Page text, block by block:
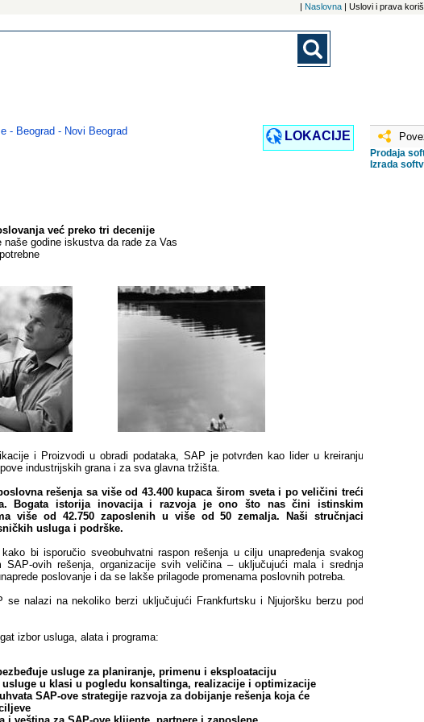
| Naslovna | Uslovi i prava
već preko tri decenije
godine iskustva da rade za Vas
i Proizvodi u obradi podataka, SAP je potvrđen kao lider u kreiranju
industrijskih grana i za sva glavna tržišta.
rešenja sa više od 43.400 kupaca širom sveta i po veličini treći
Bogata istorija inovacija i razvoja je ono što nas čini istinskim
više od 42.750 zaposlenih u više od 50 zemalja. Naši stručnjaci
usluga i podrške.
bi isporučio sveobuhvatni raspon rešenja u cilju unapređenja svakog
SAP-ovih rešenja, organizacije svih veličina – uključujući mala i srednja
poslovanje i da se lakše prilagode promenama poslovnih potreba.
nalazi na nekoliko berzi uključujući Frankfurtsku i Njujoršku berzu pod
izbor usluga, alata i programa:
usluge za planiranje, primenu i eksploataciju
u klasi u pogledu konsaltinga, realizacije i optimizacije
SAP-ove strategije razvoja za dobijanje rešenja koja će
- Beograd - Novi Beograd
LOKACIJE
Prodaja
Izrada